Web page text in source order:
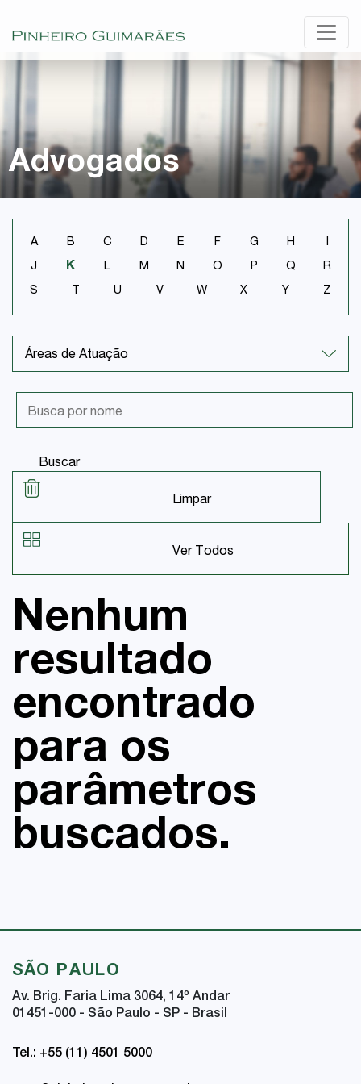
Advogados
A B C D E F G H I
J K L M N O P Q R
S T U V W X Y Z
Buscar
Limpar
Ver Todos
Nenhum
resultado
encontrado
para os
parâmetros
buscados.
SÃO PAULO
Av. Brig. Faria Lima 3064, 14º Andar
01451-000 - São Paulo - SP - Brasil
Tel.: +55 (11) 4501 5000